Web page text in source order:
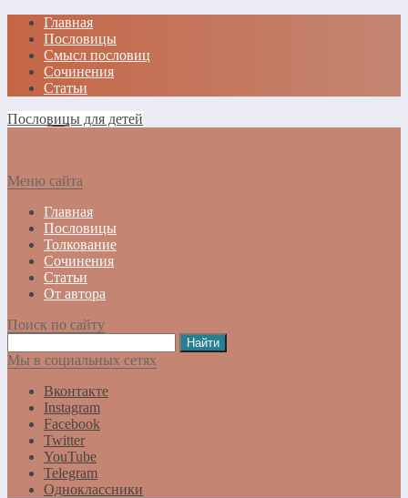
Главная
Пословицы
Смысл пословиц
Сочинения
Статьи
Пословицы для детей
Меню сайта
Главная
Пословицы
Толкование
Сочинения
Статьи
От автора
Поиск по сайту
Мы в социальных сетях
Вконтакте
Instagram
Facebook
Twitter
YouTube
Telegram
Одноклассники